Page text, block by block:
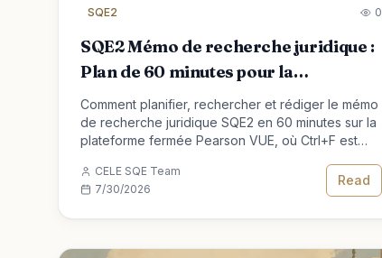
SQE2 0
SQE2 Mémo de recherche juridique :
Plan de 60 minutes pour la
qualification d'avocat
Comment planifier, rechercher et rédiger le mémo
de recherche juridique SQE2 en 60 minutes sur la
plateforme fermée Pearson VUE, où Ctrl+F est
CELE SQE Team
7/30/2026
Read